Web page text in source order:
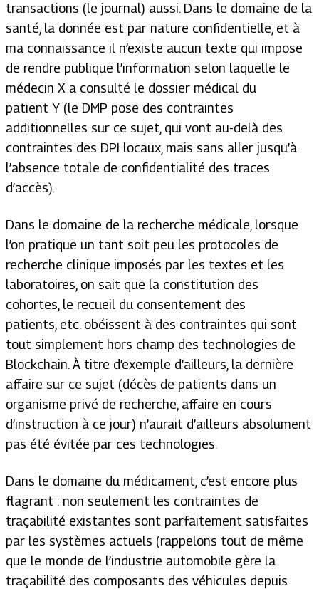
transactions (le journal) aussi. Dans le domaine de la
santé, la donnée est par nature confidentielle, et à
ma connaissance il n’existe aucun texte qui impose
de rendre publique l’information selon laquelle le
médecin X a consulté le dossier médical du
patient Y (le DMP pose des contraintes
additionnelles sur ce sujet, qui vont au-delà des
contraintes des DPI locaux, mais sans aller jusqu’à
l’absence totale de confidentialité des traces
d’accès).
Dans le domaine de la recherche médicale, lorsque
l’on pratique un tant soit peu les protocoles de
recherche clinique imposés par les textes et les
laboratoires, on sait que la constitution des
cohortes, le recueil du consentement des
patients, etc. obéissent à des contraintes qui sont
tout simplement hors champ des technologies de
Blockchain. À titre d’exemple d’ailleurs, la dernière
affaire sur ce sujet (décès de patients dans un
organisme privé de recherche, affaire en cours
d’instruction à ce jour) n’aurait d’ailleurs absolument
pas été évitée par ces technologies.
Dans le domaine du médicament, c’est encore plus
flagrant : non seulement les contraintes de
traçabilité existantes sont parfaitement satisfaites
par les systèmes actuels (rappelons tout de même
que le monde de l’industrie automobile gère la
traçabilité des composants des véhicules depuis